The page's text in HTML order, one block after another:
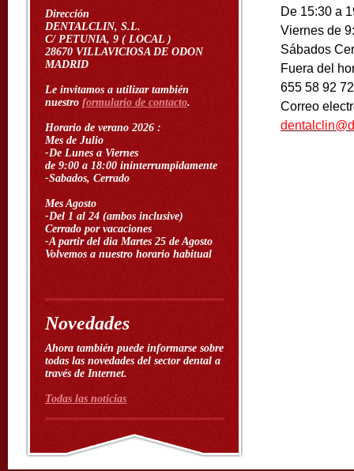
Dirección
DENTALCLIN, S.L.
C/ PETUNIA, 9 ( LOCAL )
28670 VILLAVICIOSA DE ODON
MADRID
Le invitamos a utilizar también
nuestro formulario de contacto.
Horario de verano 2026 :
Mes de Julio
-De Lunes a Viernes
de 9:00 a 18:00 ininterrumpidamente
-Sabados, Cerrado
Mes Agosto
-Del 1 al 24 (ambos inclusive)
Cerrado por vacaciones
-A partir del dia Martes 25 de Agosto
Volvemos a nuestro horario habitual
Novedades
Ahora también puede informarse sobre
todas las novedades del sector dental a
través de Internet.
Todas las noticias
De 15:30 a
Viernes de
Sábados
Fuera del
655 58 92
Correo